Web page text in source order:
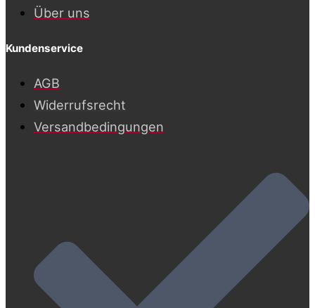
Über uns
Kundenservice
AGB
Widerrufsrecht
Versandbedingungen